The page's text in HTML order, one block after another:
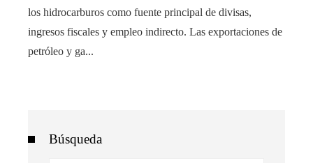
los hidrocarburos como fuente principal de divisas,
ingresos fiscales y empleo indirecto. Las exportaciones de
petróleo y ga...
Búsqueda